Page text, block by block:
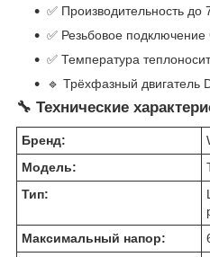
✅ Производительность до
✅ Резьбовое
✅ Температура
🔹 Трёхфазный двигатель
🔧 Технические
Бренд:
Модель:
Тип:
Максимальный напор: